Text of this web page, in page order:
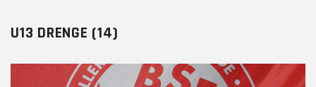
U13 DRENGE (14)